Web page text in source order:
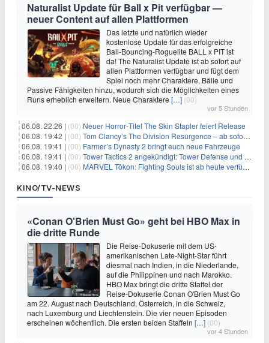
Naturalist Update für Ball x Pit verfügbar —
neuer Content auf allen Plattformen
Das letzte und natürlich wieder
kostenlose Update für das erfolgreiche
Ball-Bouncing-Roguelite BALL x PIT ist
da! The Naturalist Update ist ab sofort auf
allen Plattformen verfügbar und fügt dem
Spiel noch mehr Charaktere, Bälle und
Passive Fähigkeiten hinzu, wodurch sich die Möglichkeiten eines
Runs erheblich erweitern. Neue Charaktere […] (00)
vor 5 Stunden
06.08. 22:26 | (00) Neuer Horror‑Titel The Skin Stapler feiert Release
06.08. 19:42 | (00) Tom Clancy’s The Division Resurgence – ab sofort für euch verfügbar
06.08. 19:41 | (00) Farmer’s Dynasty 2 bringt euch neue Fahrzeuge
06.08. 19:41 | (00) Tower Tactics 2 angekündigt: Tower Defense und Deckbuilding Kombo kehrt zurück
06.08. 19:40 | (00) MARVEL Tōkon: Fighting Souls ist ab heute verfügbar
KINO/TV-NEWS
«Conan O'Brien Must Go» geht bei HBO Max in
die dritte Runde
Die Reise-Dokuserie mit dem US-
amerikanischen Late-Night-Star führt
diesmal nach Indien, in die Niederlande,
auf die Philippinen und nach Marokko.
HBO Max bringt die dritte Staffel der
Reise-Dokuserie Conan O'Brien Must Go
am 22. August nach Deutschland, Österreich, in die Schweiz,
nach Luxemburg und Liechtenstein. Die vier neuen Episoden
erscheinen wöchentlich. Die ersten beiden Staffeln […] (00)
vor 4 Stunden